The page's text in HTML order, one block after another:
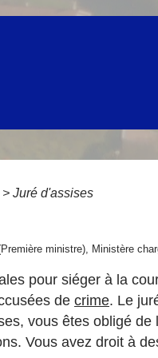
> Juré d'assises
ministre), Ministère
pour siéger à la
de crime. Le
vous êtes obligé
Vous avez droit à